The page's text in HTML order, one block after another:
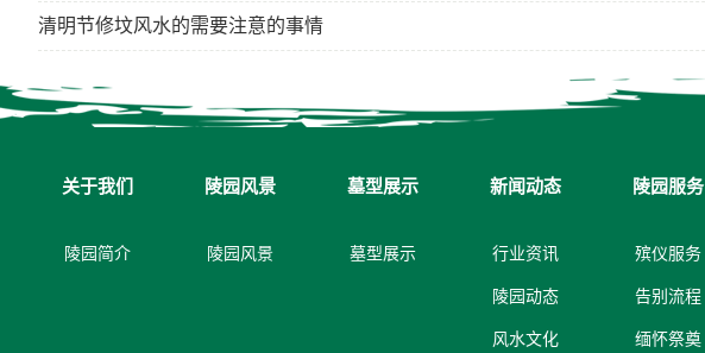
清明节修坟风水的需要注意的事情
关于我们
陵园简介
陵园风景
陵园风景
墓型展示
墓型展示
新闻动态
行业资讯
陵园动态
风水文化
陵园服务
殡仪服务
告别流程
缅怀祭奠